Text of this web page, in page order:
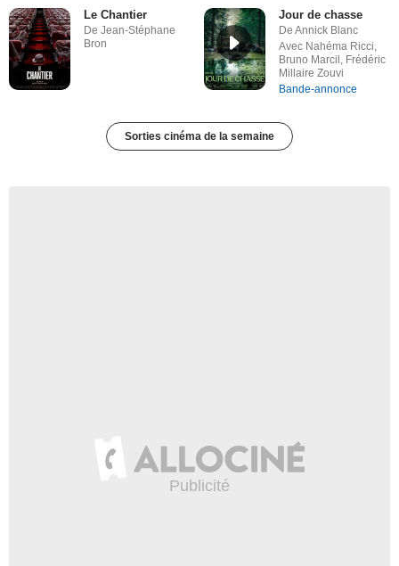
Le Chantier
De Jean-Stéphane
Bron
Jour de chasse
De Annick Blanc
Avec Nahéma Ricci,
Bruno Marcil, Frédéric
Millaire Zouvi
Bande-annonce
Sorties cinéma de la semaine